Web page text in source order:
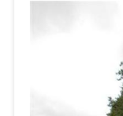
Tule mukaan -